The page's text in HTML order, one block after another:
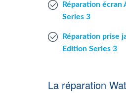
Réparation
Series 3
Réparation prise
Edition Series 3
La réparation